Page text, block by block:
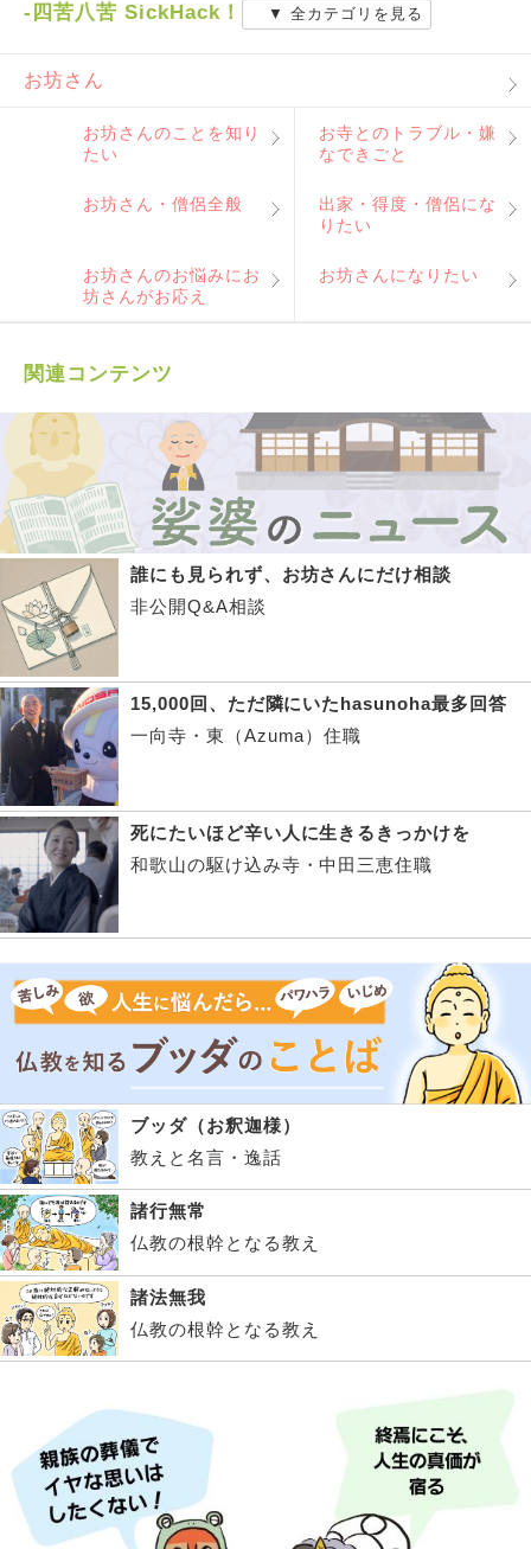
-四苦八苦 SickHack！
▼ 全カテゴリを見る
お坊さん
お坊さんのことを知り
たい
お寺とのトラブル・嫌
なできごと
お坊さん・僧侶全般
出家・得度・僧侶にな
りたい
お坊さんのお悩みにお
坊さんがお応え
お坊さんになりたい
関連コンテンツ
誰にも見られず、お坊さんにだけ相談
非公開Q&A相談
15,000回、ただ隣にいたhasunoha最多回答
一向寺・東（Azuma）住職
死にたいほど辛い人に生きるきっかけを
和歌山の駆け込み寺・中田三恵住職
ブッダ（お釈迦様）
教えと名言・逸話
諸行無常
仏教の根幹となる教え
諸法無我
仏教の根幹となる教え